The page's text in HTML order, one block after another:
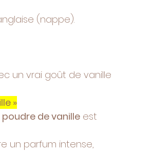
(nappe).
un vrai goût de vanille
»
poudre de vanille est
un parfum intense,